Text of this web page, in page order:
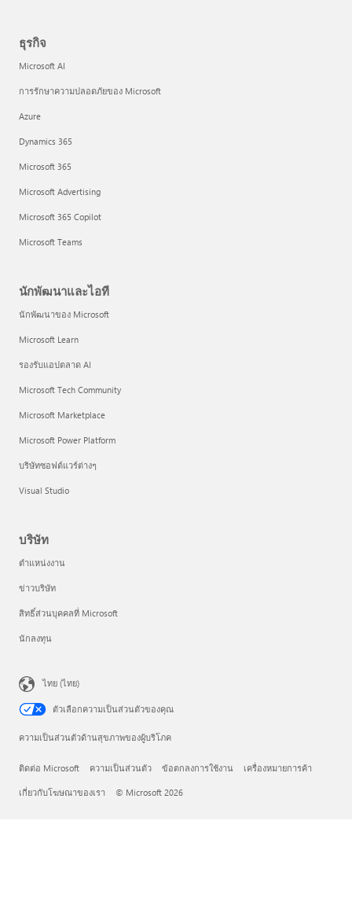
ธุรกิจ
Microsoft AI
การรักษาความปลอดภัยของ Microsoft
Azure
Dynamics 365
Microsoft 365
Microsoft Advertising
Microsoft 365 Copilot
Microsoft Teams
นักพัฒนาและไอที
นักพัฒนาของ Microsoft
Microsoft Learn
รองรับแอปตลาด AI
Microsoft Tech Community
Microsoft Marketplace
Microsoft Power Platform
บริษัทซอฟต์แวร์ต่างๆ
Visual Studio
บริษัท
ตำแหน่งงาน
ข่าวบริษัท
สิทธิ์ส่วนบุคคลที่ Microsoft
นักลงทุน
ไทย (ไทย)
ตัวเลือกความเป็นส่วนตัวของคุณ
ความเป็นส่วนตัวด้านสุขภาพของผู้บริโภค
ติดต่อ Microsoft ความเป็นส่วนตัว ข้อตกลงการใช้งาน เครื่องหมายการค้า
เกี่ยวกับโฆษณาของเรา © Microsoft 2026